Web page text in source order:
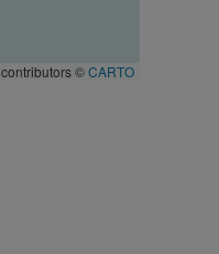
contributors ©CARTO